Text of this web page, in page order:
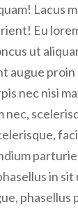
Lacus
Eu
ut
augue proin
nec nisi
nec,
in sit